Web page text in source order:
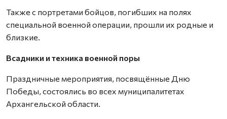
Также с портретами бойцов, погибших на полях
специальной военной операции, прошли их родные и
близкие.
Всадники и техника военной поры
Праздничные мероприятия, посвящённые Дню
Победы, состоялись во всех муниципалитетах
Архангельской области.